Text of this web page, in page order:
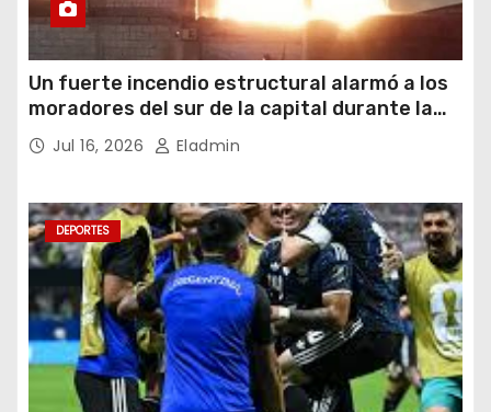
Un fuerte incendio estructural alarmó a los
moradores del sur de la capital durante la
noche del miércoles 15 de julio de 2026
Jul 16, 2026 Eladmin
DEPORTES